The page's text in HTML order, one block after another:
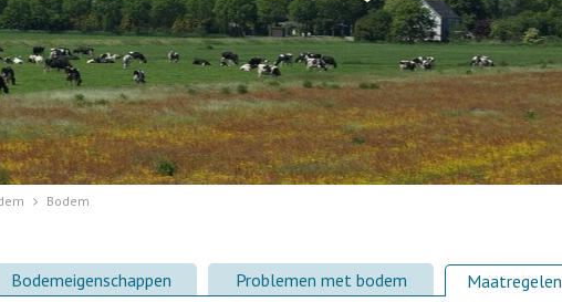
Bodem
Bodemeigenschappen Problemen met bodem Maatregelen